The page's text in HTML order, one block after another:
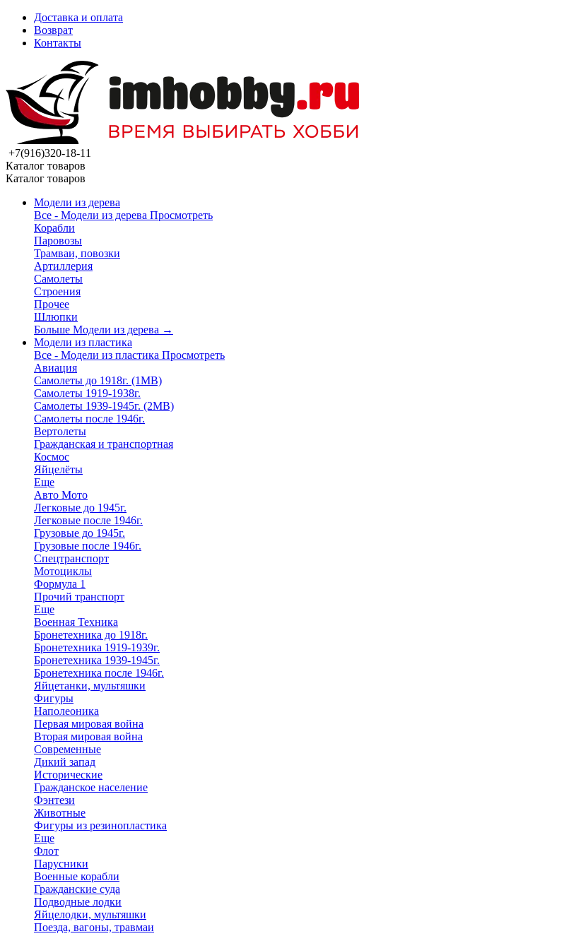
Доставка и оплата
Возврат
Контакты
+7(916)320-18-11
Каталог товаров
Каталог товаров
Модели из дерева
Все - Модели из дерева Просмотреть
Корабли
Паровозы
Трамваи, повозки
Артиллерия
Самолеты
Строения
Прочее
Шлюпки
Больше Модели из дерева →
Модели из пластика
Все - Модели из пластика Просмотреть
Авиация
Самолеты до 1918г. (1МВ)
Самолеты 1919-1938г.
Самолеты 1939-1945г. (2МВ)
Самолеты после 1946г.
Вертолеты
Гражданская и транспортная
Космос
Яйцелёты
Еще
Авто Мото
Легковые до 1945г.
Легковые после 1946г.
Грузовые до 1945г.
Грузовые после 1946г.
Спецтранспорт
Мотоциклы
Формула 1
Прочий транспорт
Еще
Военная Техника
Бронетехника до 1918г.
Бронетехника 1919-1939г.
Бронетехника 1939-1945г.
Бронетехника после 1946г.
Яйцетанки, мультяшки
Фигуры
Наполеоника
Первая мировая война
Вторая мировая война
Современные
Дикий запад
Исторические
Гражданское население
Фэнтези
Животные
Фигуры из резинопластика
Еще
Флот
Парусники
Военные корабли
Гражданские суда
Подводные лодки
Яйцелодки, мультяшки
Поезда, вагоны, травмаи